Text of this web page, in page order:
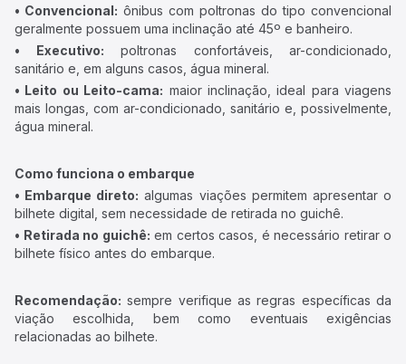
• Convencional: ônibus com poltronas do tipo convencional
geralmente possuem uma inclinação até 45º e banheiro.
• Executivo: poltronas confortáveis, ar-condicionado,
sanitário e, em alguns casos, água mineral.
• Leito ou Leito-cama: maior inclinação, ideal para viagens
mais longas, com ar-condicionado, sanitário e, possivelmente,
água mineral.
Como funciona o embarque
• Embarque direto: algumas viações permitem apresentar o
bilhete digital, sem necessidade de retirada no guichê.
• Retirada no guichê: em certos casos, é necessário retirar o
bilhete físico antes do embarque.
Recomendação: sempre verifique as regras específicas da
viação escolhida, bem como eventuais exigências
relacionadas ao bilhete.